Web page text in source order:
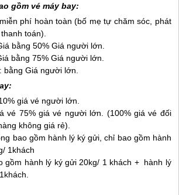
gồm vé máy bay:
phí hoàn toàn (bố mẹ tự chăm sóc, phát
toán).
bằng 50% Giá người lớn.
bằng 75% Giá người lớn.
bằng Giá người lớn.
giá vé người lớn.
vé 75% giá vé người lớn. (100% giá vé đối
không giá rẻ).
bao gồm hành lý ký gửi, chỉ bao gồm hành
1khách
gồm hành lý ký gửi 20kg/ 1 khách + hành lý